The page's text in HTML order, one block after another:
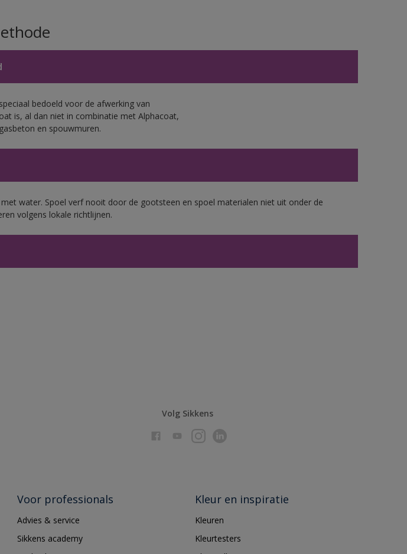
bedoeld voor de afwerking van
is, al dan niet in combinatie met Alphacoat,
en spouwmuren.
met water. Spoel verf nooit door de gootsteen en spoel materialen niet uit onder de
volgens lokale richtlijnen.
Volg Sikkens
Voor professionals
Advies & service
Sikkens academy
Kleur en inspiratie
Kleuren
Kleurtesters